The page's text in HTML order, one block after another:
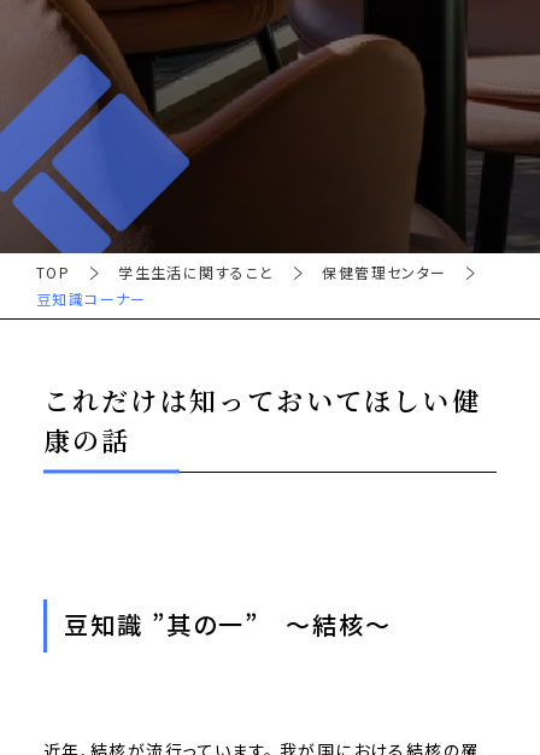
TOP 学生生活に関すること
保健管理センター
豆知識コーナー
これだけは知っておいてほしい健
康の話
豆知識 ”其の一” ～結核～